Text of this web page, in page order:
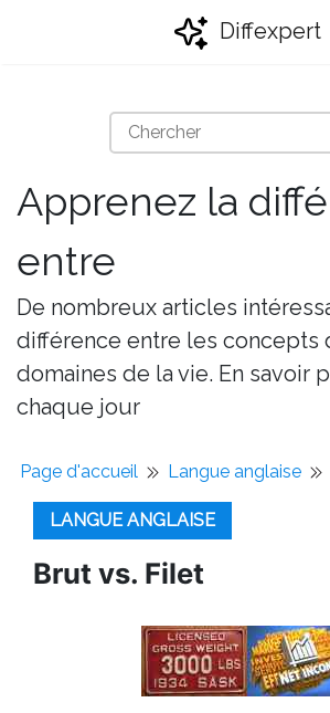
Diffexpert
Apprenez la
entre
De nombreux articles
différence entre les concepts
domaines de la vie. En savoir
chaque jour
Page d'accueil Langue anglaise
LANGUE ANGLAISE
Brut vs. Filet